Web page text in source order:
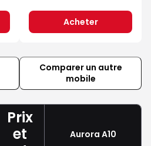
Acheter
Comparer un autre
mobile
Prix
et
Aurora A10